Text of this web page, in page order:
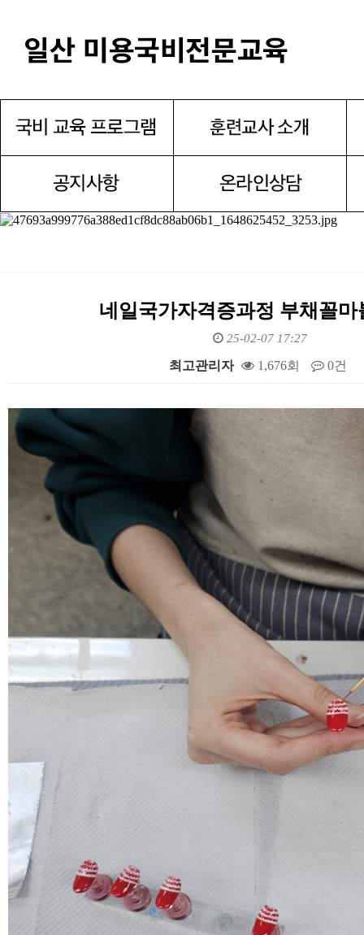
네일국가자격증과정 부채꼴마
25-02-07 17:27
최고관리자 1,676회 0건
본문